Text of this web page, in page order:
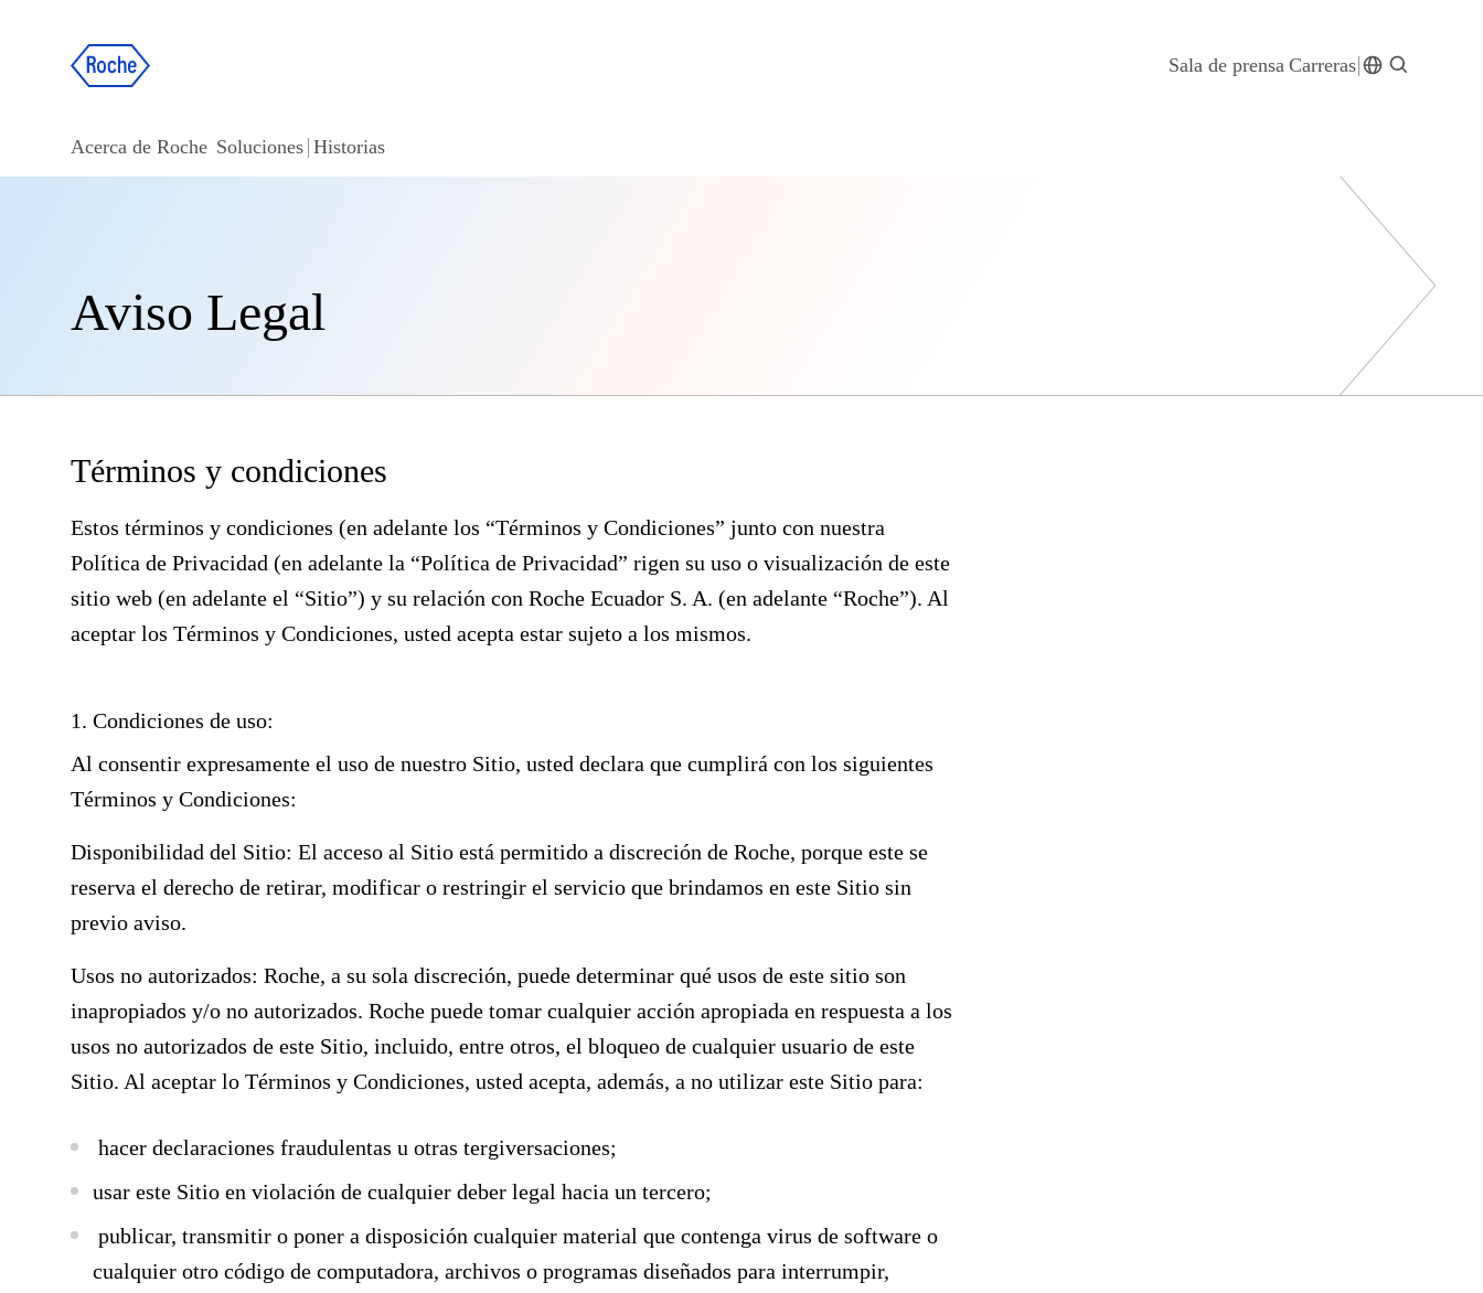
Sala de prensa Carreras
Acerca de Roche Soluciones Historias
Aviso Legal
Términos y condiciones
Estos términos y condiciones (en adelante los “Términos y Condiciones” junto con nuestra
Política de Privacidad (en adelante la “Política de Privacidad” rigen su uso o visualización de este
sitio web (en adelante el “Sitio”) y su relación con Roche Ecuador S. A. (en adelante “Roche”). Al
aceptar los Términos y Condiciones, usted acepta estar sujeto a los mismos.
1. Condiciones de uso:
Al consentir expresamente el uso de nuestro Sitio, usted declara que cumplirá con los siguientes
Términos y Condiciones:
Disponibilidad del Sitio: El acceso al Sitio está permitido a discreción de Roche, porque este se
reserva el derecho de retirar, modificar o restringir el servicio que brindamos en este Sitio sin
previo aviso.
Usos no autorizados: Roche, a su sola discreción, puede determinar qué usos de este sitio son
inapropiados y/o no autorizados. Roche puede tomar cualquier acción apropiada en respuesta a los
usos no autorizados de este Sitio, incluido, entre otros, el bloqueo de cualquier usuario de este
Sitio. Al aceptar lo Términos y Condiciones, usted acepta, además, a no utilizar este Sitio para:
hacer declaraciones fraudulentas u otras tergiversaciones;
usar este Sitio en violación de cualquier deber legal hacia un tercero;
publicar, transmitir o poner a disposición cualquier material que contenga virus de software o
cualquier otro código de computadora, archivos o programas diseñados para interrumpir,